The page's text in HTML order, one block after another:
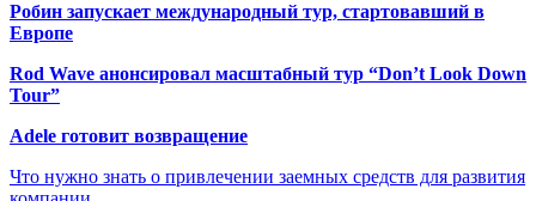
Робин запускает международный тур, стартовавший в
Европе
Rod Wave анонсировал масштабный тур “Don’t Look Down
Tour”
Adele готовит возвращение
Что нужно знать о привлечении заемных средств для развития